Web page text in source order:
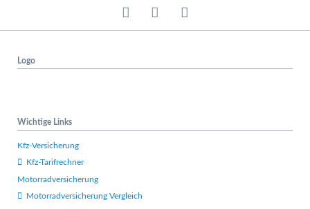
r
s
r
i
n
Logo
Wichtige Links
Kfz-Versicherung
Kfz-Tarifrechner
Motorradversicherung
Motorradversicherung Vergleich